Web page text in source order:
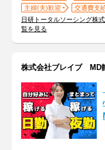
主婦(夫)歓迎
交通費支
日研トータルソーシング株
覧を見る
株式会社ブレイブ MD